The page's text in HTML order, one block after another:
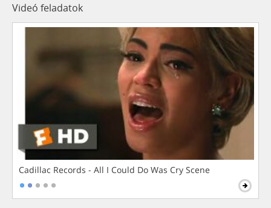
Videó feladatok
Cadillac Records - All I Could Do Was Cry Scene